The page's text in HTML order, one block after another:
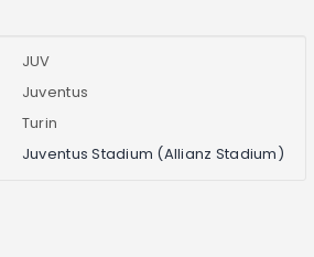
JUV
Juventus
Turin
Juventus Stadium (Allianz Stadium)